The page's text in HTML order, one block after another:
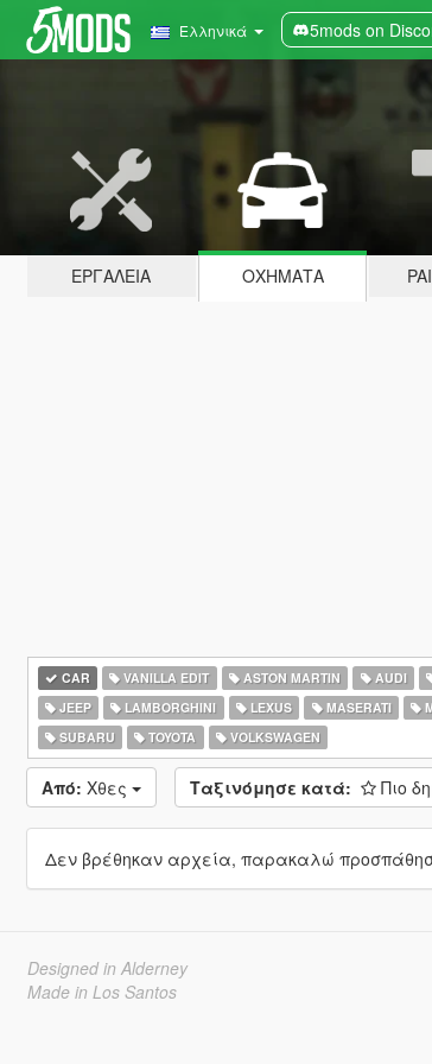
Ελληνικά 5mods on
ΕΡΓΑΛΕΊΑ ΟΧΉΜΑΤΑ
CAR VANILLA EDIT ASTON MARTIN AUDI
JEEP
LAMBORGHINI LEXUS MASERATI
SUBARU
TOYOTA VOLKSWAGEN
Από: Χθες Ταξινόμησε κατά: Πιο
Δεν βρέθηκαν αρχεία, παρακαλώ
Designed in Alderney
Made in Los Santos